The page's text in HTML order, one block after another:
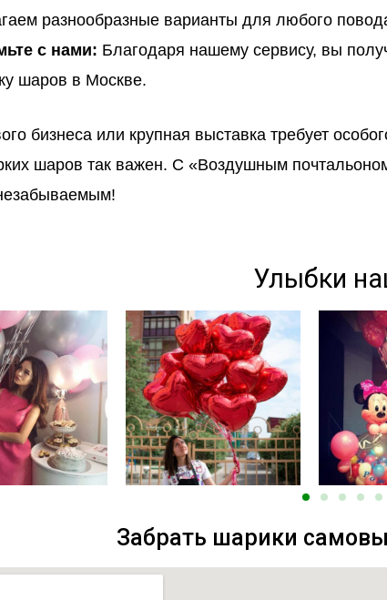
разнообразные варианты для любого
с нами: Благодаря нашему сервису, вы
шаров в Москве.
бизнеса или крупная выставка требует
шаров так важен. С «Воздушным
Улыбки
Забрать шарики